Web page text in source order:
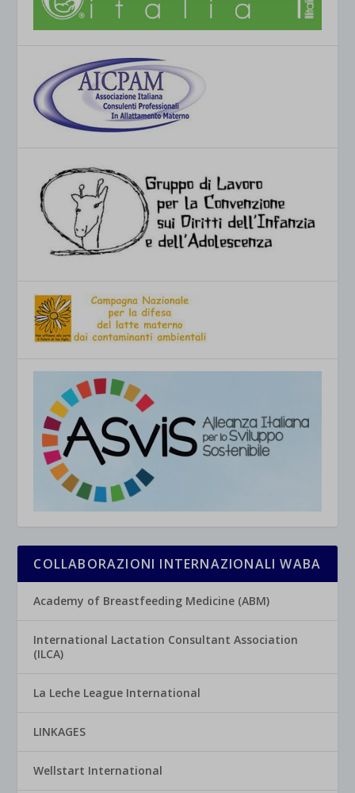
COLLABORAZIONI INTERNAZIONALI WABA
Academy of Breastfeeding Medicine (ABM)
International Lactation Consultant Association
(ILCA)
La Leche League International
LINKAGES
Wellstart International